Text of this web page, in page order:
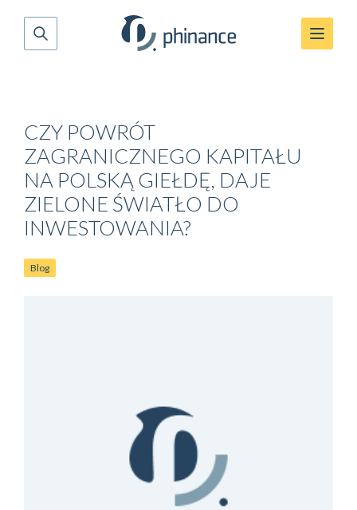
CZY POWRÓT
ZAGRANICZNEGO KAPITAŁU
NA POLSKĄ GIEŁDĘ, DAJE
ZIELONE ŚWIATŁO DO
INWESTOWANIA?
Blog